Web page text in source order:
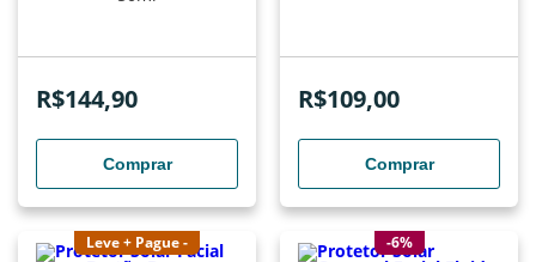
R$144,90
Comprar
R$109,00
Comprar
Leve + Pague - -6%